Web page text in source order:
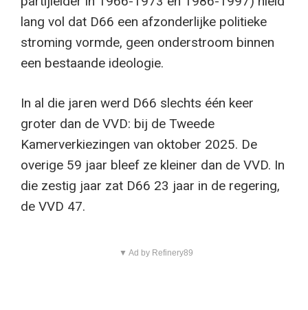
lang vol dat D66 een afzonderlijke politieke
stroming vormde, geen onderstroom binnen
een bestaande ideologie.
In al die jaren werd D66 slechts één keer
groter dan de VVD: bij de Tweede
Kamerverkiezingen van oktober 2025. De
overige 59 jaar bleef ze kleiner dan de VVD. In
die zestig jaar zat D66 23 jaar in de regering,
de VVD 47.
▼ Ad by Refinery89